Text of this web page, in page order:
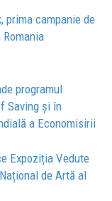
prima campanie de
programul
Saving și în
a Economisirii
Expoziția Vedute
de Artă al